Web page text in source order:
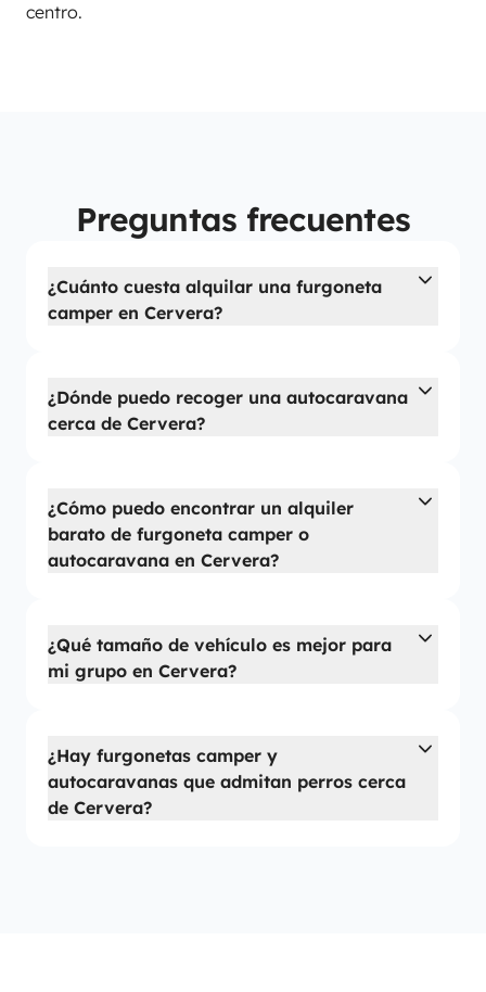
centro.
Preguntas frecuentes
¿Cuánto cuesta alquilar una furgoneta
camper en Cervera?
¿Dónde puedo recoger una autocaravana
cerca de Cervera?
¿Cómo puedo encontrar un alquiler
barato de furgoneta camper o
autocaravana en Cervera?
¿Qué tamaño de vehículo es mejor para
mi grupo en Cervera?
¿Hay furgonetas camper y
autocaravanas que admitan perros cerca
de Cervera?